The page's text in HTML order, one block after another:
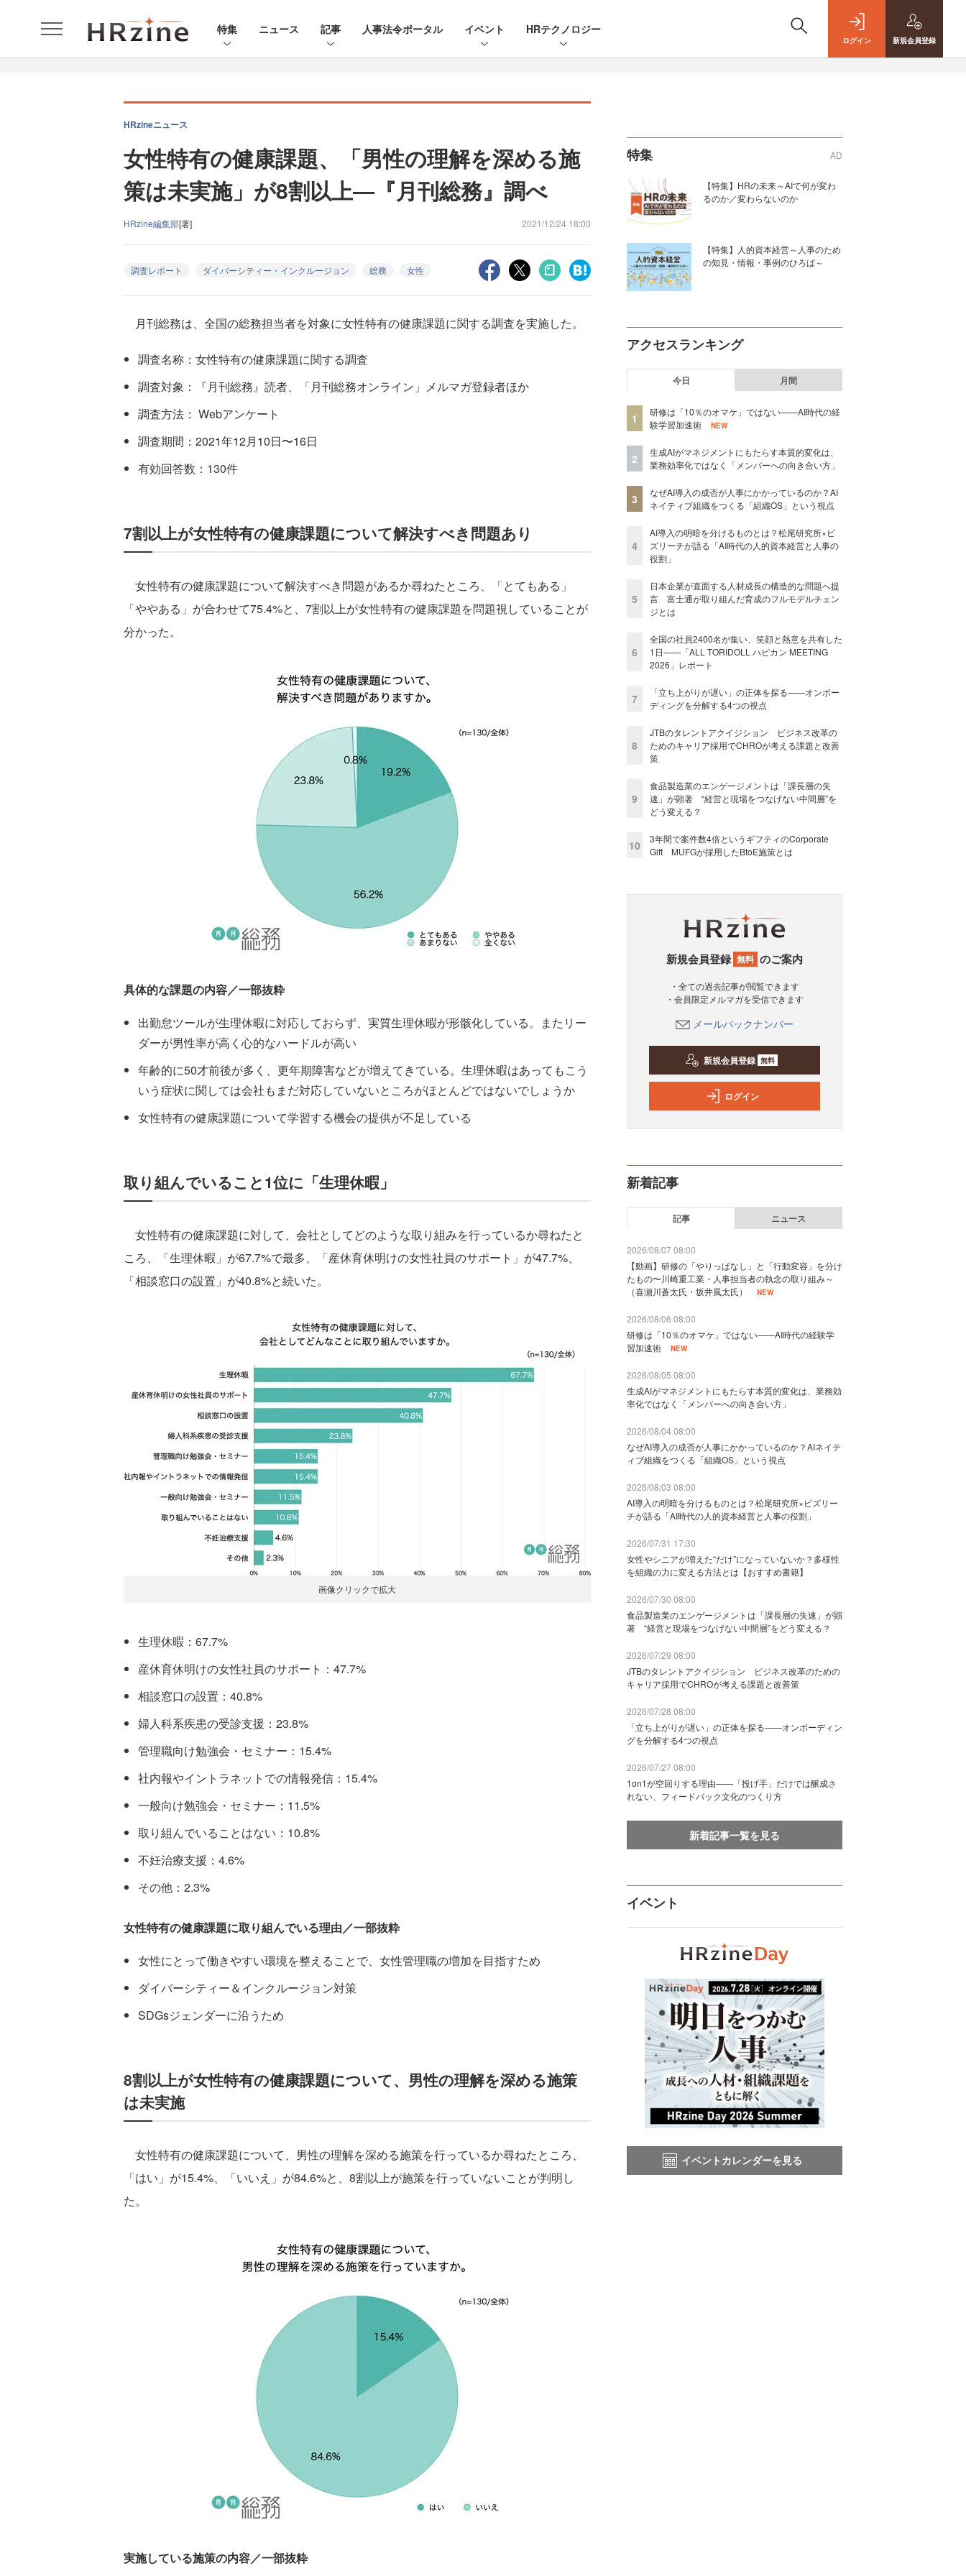
特集 ニュース 記事 人事法令ポータル イベント HRテクノロジー
ログイン 新規会員登録
HRzineニュース
女性特有の健康課題、「男性の理解を深める施
策は未実施」が8割以上―『月刊総務』調べ
HRzine編集部[著] 2021/12/24 18:00
調査レポート ダイバーシティー・インクルージョン 総務 女性
月刊総務は、全国の総務担当者を対象に女性特有の健康課題に関する調査を実施した。
調査名称：女性特有の健康課題に関する調査
調査対象：『月刊総務』読者、「月刊総務オンライン」メルマガ登録者ほか
調査方法： Webアンケート
調査期間：2021年12月10日〜16日
有効回答数：130件
7割以上が女性特有の健康課題について解決すべき問題あり
女性特有の健康課題について解決すべき問題があるか尋ねたところ、「とてもある」
「ややある」が合わせて75.4%と、7割以上が女性特有の健康課題を問題視していることが
分かった。
具体的な課題の内容／一部抜粋
出勤怠ツールが生理休暇に対応しておらず、実質生理休暇が形骸化している。またリー
ダーが男性率が高く心的なハードルが高い
年齢的に50才前後が多く、更年期障害などが増えてきている。生理休暇はあってもこう
いう症状に関しては会社もまだ対応していないところがほとんどではないでしょうか
女性特有の健康課題について学習する機会の提供が不足している
取り組んでいること1位に「生理休暇」
女性特有の健康課題に対して、会社としてどのような取り組みを行っているか尋ねたと
ころ、「生理休暇」が67.7%で最多、「産休育休明けの女性社員のサポート」が47.7%、
「相談窓口の設置」が40.8%と続いた。
画像クリックで拡大
生理休暇：67.7%
産休育休明けの女性社員のサポート：47.7%
相談窓口の設置：40.8%
婦人科系疾患の受診支援：23.8%
管理職向け勉強会・セミナー：15.4%
社内報やイントラネットでの情報発信：15.4%
一般向け勉強会・セミナー：11.5%
取り組んでいることはない：10.8%
不妊治療支援：4.6%
その他：2.3%
女性特有の健康課題に取り組んでいる理由／一部抜粋
女性にとって働きやすい環境を整えることで、女性管理職の増加を目指すため
ダイバーシティー＆インクルージョン対策
SDGsジェンダーに沿うため
8割以上が女性特有の健康課題について、男性の理解を深める施策
は未実施
女性特有の健康課題について、男性の理解を深める施策を行っているか尋ねたところ、
「はい」が15.4%、「いいえ」が84.6%と、8割以上が施策を行っていないことが判明し
た。
実施している施策の内容／一部抜粋
特集 AD
【特集】HRの未来～AIで何が変わ
るのか／変わらないのか
【特集】人的資本経営～人事のため
の知見・情報・事例のひろば～
アクセスランキング
今日 月間
1
研修は「10％のオマケ」ではない——AI時代の経
験学習加速術
NEW
2
生成AIがマネジメントにもたらす本質的変化は、
業務効率化ではなく「メンバーへの向き合い方」
3
なぜAI導入の成否が人事にかかっているのか？AI
ネイティブ組織をつくる「組織OS」という視点
4
AI導入の明暗を分けるものとは？松尾研究所×ビ
ズリーチが語る「AI時代の人的資本経営と人事の
役割」
5
日本企業が直面する人材成長の構造的な問題へ提
言 富士通が取り組んだ育成のフルモデルチェン
ジとは
6
全国の社員2400名が集い、笑顔と熱意を共有した
1日――「ALL TORIDOLL ハピカン MEETING
2026」レポート
7
「立ち上がりが遅い」の正体を探る——オンボー
ディングを分解する4つの視点
8
JTBのタレントアクイジション ビジネス改革の
ためのキャリア採用でCHROが考える課題と改善
策
9
食品製造業のエンゲージメントは「課長層の失
速」が顕著 “経営と現場をつなげない中間層”を
どう変える？
10
3年間で案件数4倍というギフティのCorporate
Gift MUFGが採用したBtoE施策とは
新規会員登録 無料 のご案内
・全ての過去記事が閲覧できます
・会員限定メルマガを受信できます
メールバックナンバー
新規会員登録 無料
ログイン
新着記事
記事 ニュース
2026/08/07 08:00
【動画】研修の「やりっぱなし」と「行動変容」を分け
たもの〜川崎重工業・人事担当者の執念の取り組み～
（喜瀬川蒼太氏・坂井風太氏）
NEW
2026/08/06 08:00
研修は「10％のオマケ」ではない——AI時代の経験学
習加速術
NEW
2026/08/05 08:00
生成AIがマネジメントにもたらす本質的変化は、業務効
率化ではなく「メンバーへの向き合い方」
2026/08/04 08:00
なぜAI導入の成否が人事にかかっているのか？AIネイテ
ィブ組織をつくる「組織OS」という視点
2026/08/03 08:00
AI導入の明暗を分けるものとは？松尾研究所×ビズリー
チが語る「AI時代の人的資本経営と人事の役割」
2026/07/31 17:30
女性やシニアが増えた“だけ”になっていないか？多様性
を組織の力に変える方法とは【おすすめ書籍】
2026/07/30 08:00
食品製造業のエンゲージメントは「課長層の失速」が顕
著 “経営と現場をつなげない中間層”をどう変える？
2026/07/29 08:00
JTBのタレントアクイジション ビジネス改革のための
キャリア採用でCHROが考える課題と改善策
2026/07/28 08:00
「立ち上がりが遅い」の正体を探る——オンボーディン
グを分解する4つの視点
2026/07/27 08:00
1on1が空回りする理由——「投げ手」だけでは醸成さ
れない、フィードバック文化のつくり方
新着記事一覧を見る
イベント
イベントカレンダーを見る